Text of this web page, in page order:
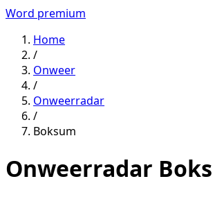
Word premium
Home
/
Onweer
/
Onweerradar
/
Boksum
Onweerradar